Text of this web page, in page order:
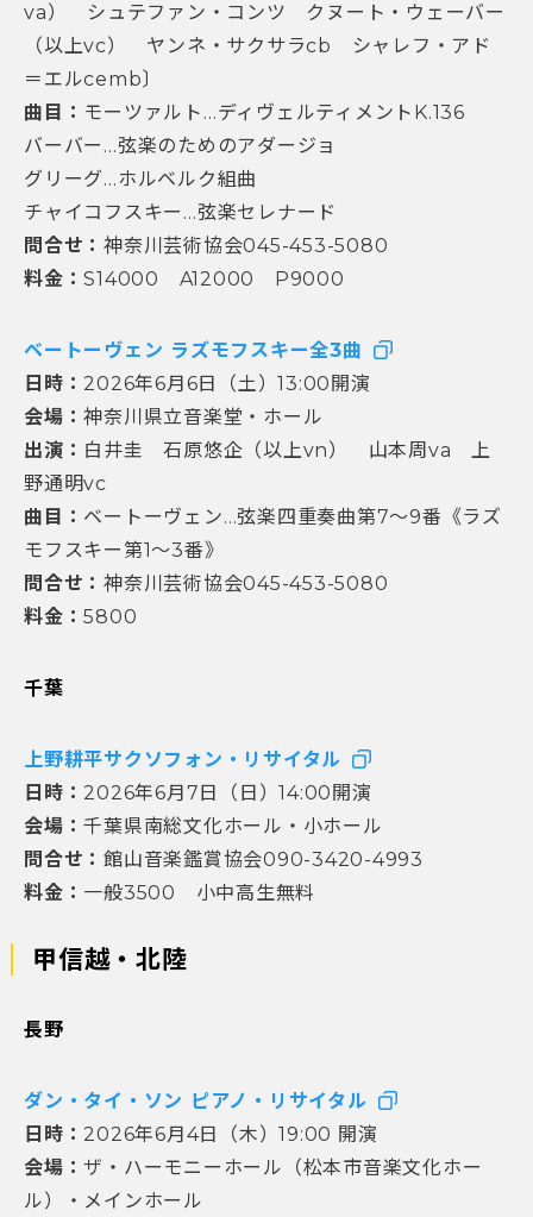
va） シュテファン・コンツ クヌート・ウェーバー
（以上vc） ヤンネ・サクサラcb シャレフ・アド
＝エルcemb〕
曲目： モーツァルト…ディヴェルティメントK.136
バーバー…弦楽のためのアダージョ
グリーグ…ホルベルク組曲
チャイコフスキー…弦楽セレナード
問合せ： 神奈川芸術協会045-453-5080
料金：S14000 A12000 P9000
ベートーヴェン ラズモフスキー全3曲
日時： 2026年6月6日（土）13:00開演
会場：神奈川県立音楽堂・ホール
出演： 白井圭 石原悠企（以上vn） 山本周va 上
野通明vc
曲目： ベートーヴェン…弦楽四重奏曲第7～9番《ラズ
モフスキー第1～3番》
問合せ： 神奈川芸術協会045-453-5080
料金：5800
千葉
上野耕平サクソフォン・リサイタル
日時： 2026年6月7日（日）14:00開演
会場：千葉県南総文化ホール・小ホール
問合せ： 館山音楽鑑賞協会090-3420-4993
料金： 一般3500 小中高生無料
甲信越・北陸
長野
ダン・タイ・ソン ピアノ・リサイタル
日時： 2026年6月4日（木）19:00 開演
会場：ザ・ハーモニーホール（松本市音楽文化ホー
ル）・メインホール